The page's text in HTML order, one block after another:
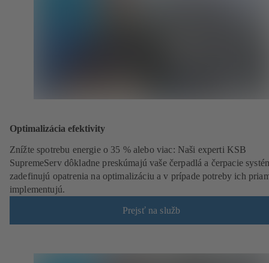
Optimalizácia efektivity
Znížte spotrebu energie o 35 % alebo viac: Naši experti KSB
SupremeServ dôkladne preskúmajú vaše čerpadlá a čerpacie
zadefinujú opatrenia na optimalizáciu a v prípade potreby ich
implementujú.
Prejsť na služb